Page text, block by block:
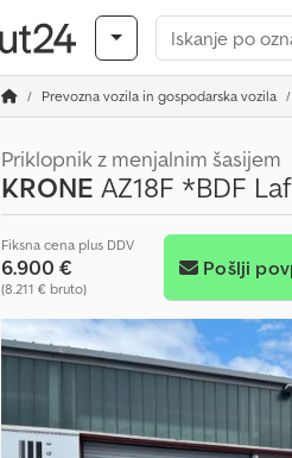
Prevozna vozila in gospodarska vozila
Priklopnik z menjalnim šasijem
KRONE AZ18F *BDF
Fiksna cena plus DDV
6.900 €
(8.211 € bruto)
Pošlji